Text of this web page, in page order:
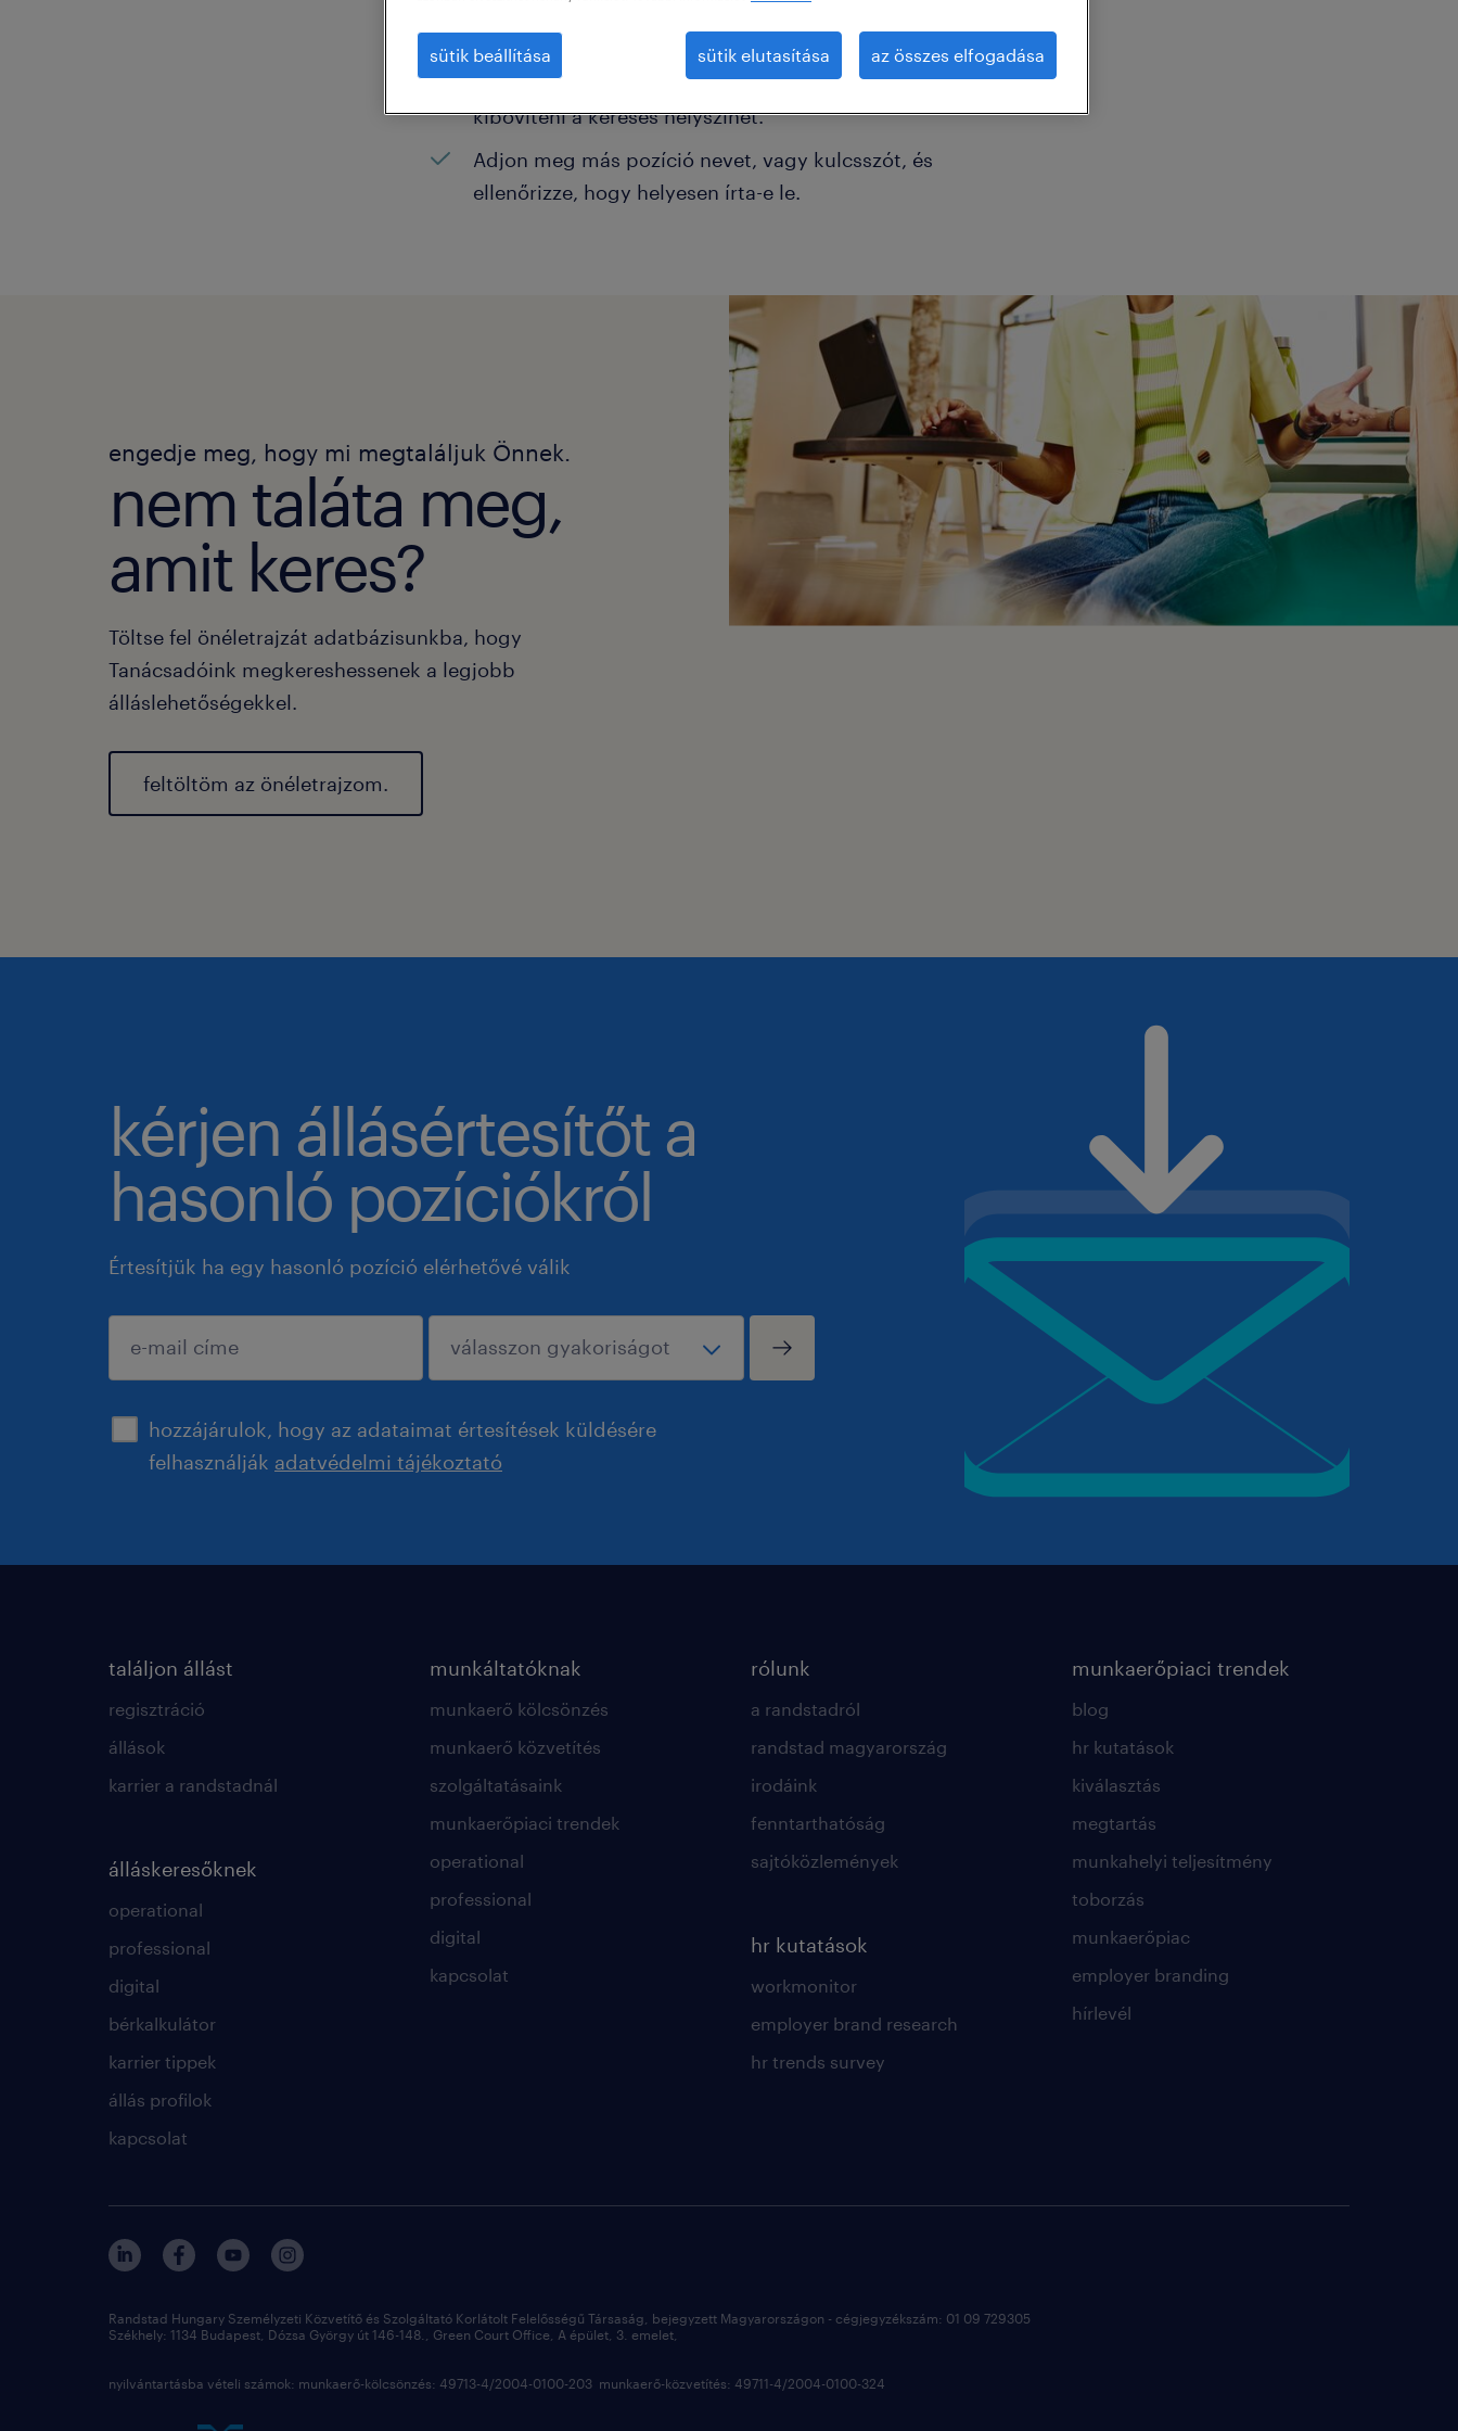
Néhány szűrőt el kell távolítani.
Konkrét helyszínen keresett pozíciókat? Próbálja meg
kibővíteni a keresés helyszínét.
Adjon meg más pozíció nevet, vagy kulcsszót, és
ellenőrizze, hogy helyesen írta-e le.
engedje meg, hogy mi megtaláljuk Önnek.
nem taláta meg,
amit keres?
Töltse fel önéletrajzát adatbázisunkba, hogy
Tanácsadóink megkereshessenek a legjobb
álláslehetőségekkel.
feltöltöm az önéletrajzom.
kérjen állásértesítőt a
hasonló pozíciókról
Értesítjük ha egy hasonló pozíció elérhetővé válik
hozzájárulok, hogy az adataimat értesítések küldésére
felhasználják adatvédelmi tájékoztató
jóváhagyás
találjon állást
regisztráció
állások
karrier a randstadnál
álláskeresőknek
operational
professional
digital
bérkalkulátor
karrier tippek
állás profilok
kapcsolat
munkáltatóknak
munkaerő kölcsönzés
munkaerő közvetítés
szolgáltatásaink
munkaerőpiaci trendek
operational
professional
digital
kapcsolat
rólunk
a randstadról
randstad magyarország
irodáink
fenntarthatóság
sajtóközlemények
hr kutatások
workmonitor
employer brand research
hr trends survey
munkaerőpiaci trendek
blog
hr kutatások
kiválasztás
megtartás
munkahelyi teljesítmény
toborzás
munkaerőpiac
employer branding
hírlevél
Randstad Hungary Személyzeti Közvetítő és Szolgáltató Korlátolt Felelősségű Társaság, bejegyzett Magyarországon - cégjegyzékszám: 01 09 729305
Székhely: 1134 Budapest, Dózsa György út 146-148., Green Court Office, A épület, 3. emelet,
nyilvántartásba vételi számok: munkaerő-kölcsönzés: 49713-4/2004-0100-203 munkaerő-közvetítés: 49711-4/2004-0100-324
sütik beállítása sütik elutasítása az összes elfogadása